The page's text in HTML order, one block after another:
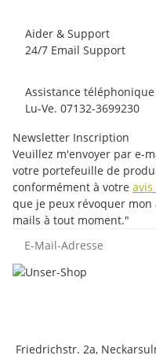
Aider & Support
24/7 Email Support
Assistance téléphonique
Lu-Ve. 07132-3699230
Newsletter Inscription
Veuillez m'envoyer par e-
votre portefeuille de
conformément à votre
que je peux révoquer
mails à tout moment."
Friedrichstr. 2a,